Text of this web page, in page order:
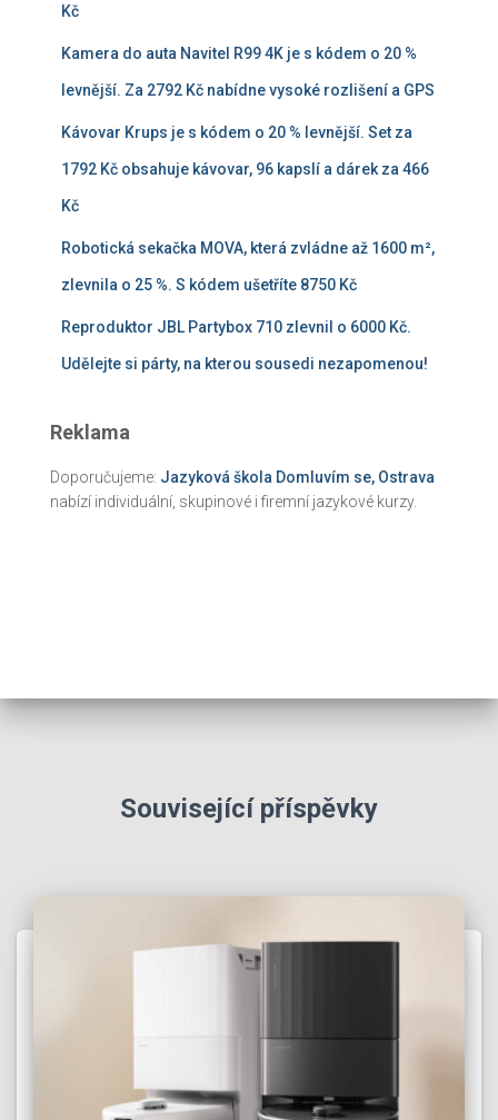
Kč
Kamera do auta Navitel R99 4K je s kódem o 20 %
levnější. Za 2792 Kč nabídne vysoké rozlišení a GPS
Kávovar Krups je s kódem o 20 % levnější. Set za
1792 Kč obsahuje kávovar, 96 kapslí a dárek za 466
Kč
Robotická sekačka MOVA, která zvládne až 1600 m²,
zlevnila o 25 %. S kódem ušetříte 8750 Kč
Reproduktor JBL Partybox 710 zlevnil o 6000 Kč.
Udělejte si párty, na kterou sousedi nezapomenou!
Reklama
Doporučujeme: Jazyková škola Domluvím se, Ostrava
nabízí individuální, skupinové i firemní jazykové kurzy.
Související příspěvky